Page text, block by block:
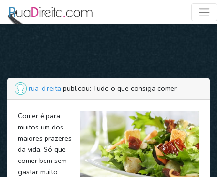
rua-direita publicou: Tudo o que consiga comer
Comer é para
muitos um dos
maiores prazeres
da vida. Só que
comer bem sem
gastar muito